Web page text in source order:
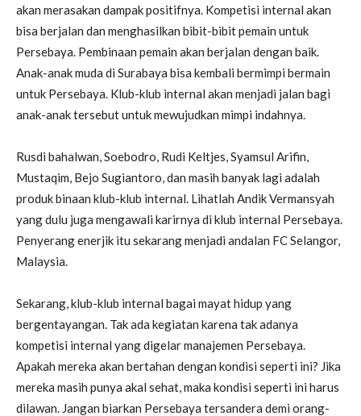
akan merasakan dampak positifnya. Kompetisi internal akan
bisa berjalan dan menghasilkan bibit-bibit pemain untuk
Persebaya. Pembinaan pemain akan berjalan dengan baik.
Anak-anak muda di Surabaya bisa kembali bermimpi bermain
untuk Persebaya. Klub-klub internal akan menjadi jalan bagi
anak-anak tersebut untuk mewujudkan mimpi indahnya.
Rusdi bahalwan, Soebodro, Rudi Keltjes, Syamsul Arifin,
Mustaqim, Bejo Sugiantoro, dan masih banyak lagi adalah
produk binaan klub-klub internal. Lihatlah Andik Vermansyah
yang dulu juga mengawali karirnya di klub internal Persebaya.
Penyerang enerjik itu sekarang menjadi andalan FC Selangor,
Malaysia.
Sekarang, klub-klub internal bagai mayat hidup yang
bergentayangan. Tak ada kegiatan karena tak adanya
kompetisi internal yang digelar manajemen Persebaya.
Apakah mereka akan bertahan dengan kondisi seperti ini? Jika
mereka masih punya akal sehat, maka kondisi seperti ini harus
dilawan. Jangan biarkan Persebaya tersandera demi orang-